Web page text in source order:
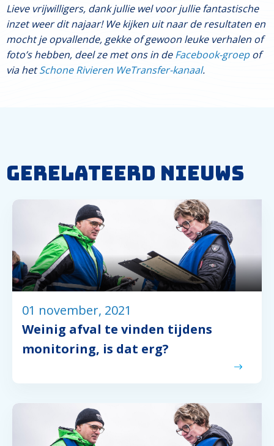
Lieve vrijwilligers, dank jullie wel voor jullie fantastische
inzet weer dit najaar! We kijken uit naar de resultaten en
mocht je opvallende, gekke of gewoon leuke verhalen of
foto’s hebben, deel ze met ons in deFacebook-groepof
via hetSchone Rivieren WeTransfer-kanaal.
Gerelateerd nieuws
01 november, 2021
Weinig afval te vinden tijdens
monitoring, is dat erg?